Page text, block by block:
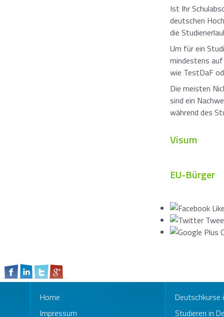
Ist Ihr
deutschen
die
Um für ein
mindestens
wie TestDaF
Die meisten
sind ein
während des
Visum
EU-Bürger
Home
Impressum
Deutschkurse
Studieren in